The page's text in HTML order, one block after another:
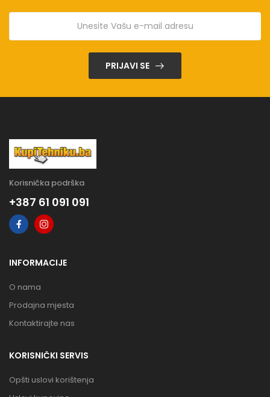
PRIJAVI SE
Korisnička podrška
+387 61 091 091
INFORMACIJE
O nama
Prodajna mjesta
Kontaktirajte nas
KORISNIČKI SERVIS
Opšti uslovi korištenja